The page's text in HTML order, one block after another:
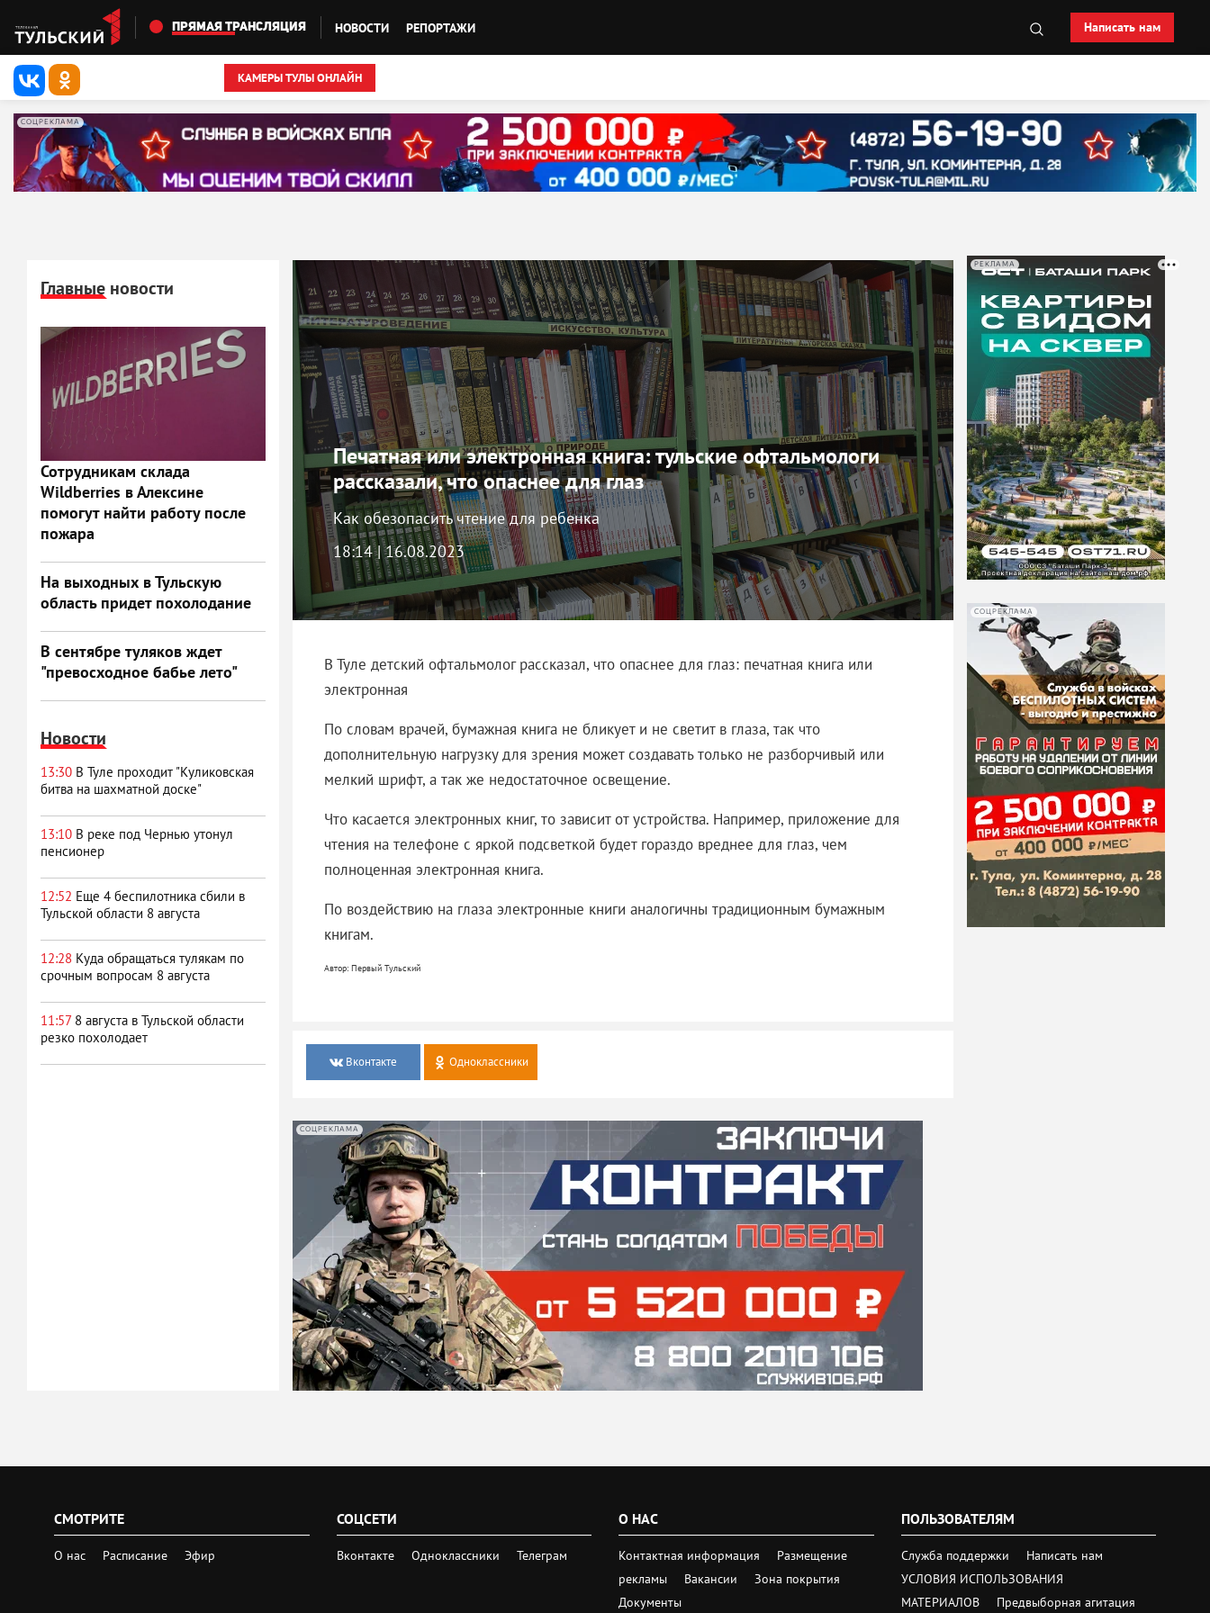
Перейти к основному содержанию
ПРЯМАЯ ТРАНСЛЯЦИЯ НОВОСТИ РЕПОРТАЖИ Написать нам
КАМЕРЫ ТУЛЫ ОНЛАЙН
СОЦРЕКЛАМА
Главные новости
Сотрудникам склада
Wildberries в Алексине
помогут найти работу после
пожара
На выходных в Тульскую
область придет похолодание
В сентябре туляков ждет
"превосходное бабье лето"
Новости
13:30 В Туле проходит "Куликовская
битва на шахматной доске"
13:10 В реке под Чернью утонул
пенсионер
12:52 Еще 4 беспилотника сбили в
Тульской области 8 августа
12:28 Куда обращаться тулякам по
срочным вопросам 8 августа
11:57 8 августа в Тульской области
резко похолодает
Печатная или электронная книга: тульские офтальмологи
рассказали, что опаснее для глаз
Как обезопасить чтение для ребенка
18:14 | 16.08.2023
В Туле детский офтальмолог рассказал, что опаснее для глаз: печатная книга или
электронная
По словам врачей, бумажная книга не бликует и не светит в глаза, так что
дополнительную нагрузку для зрения может создавать только не разборчивый или
мелкий шрифт, а так же недостаточное освещение.
Что касается электронных книг, то зависит от устройства. Например, приложение для
чтения на телефоне с яркой подсветкой будет гораздо вреднее для глаз, чем
полноценная электронная книга.
По воздействию на глаза электронные книги аналогичны традиционным бумажным
книгам.
Автор: Первый Тульский
Вконтакте Одноклассники
СОЦРЕКЛАМА
РЕКЛАМА
СОЦРЕКЛАМА
СМОТРИТЕ
О нас Расписание Эфир
СОЦСЕТИ
Вконтакте Одноклассники Телеграм
О НАС
Контактная информация
Размещение
рекламы
Вакансии
Зона покрытия
Документы
ПОЛЬЗОВАТЕЛЯМ
Служба поддержки
Написать нам
УСЛОВИЯ ИСПОЛЬЗОВАНИЯ
МАТЕРИАЛОВ
Предвыборная агитация